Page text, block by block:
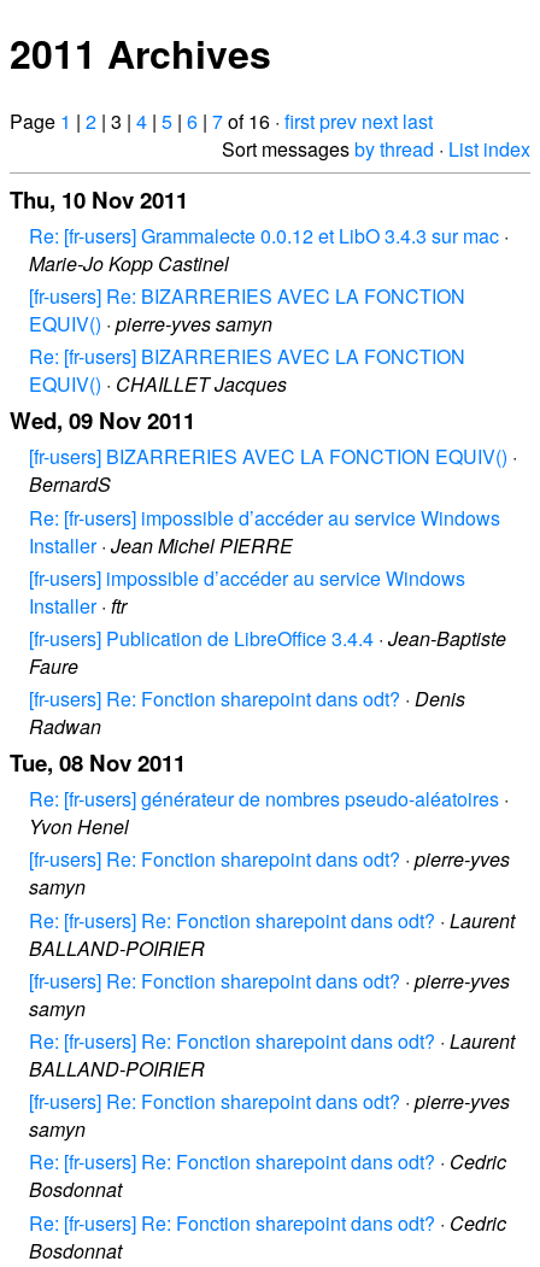
2011 Archives
Page 1 | 2 | 3 | 4 | 5 | 6 | 7of 16 · firstprev next last
Sort messagesby thread · List index
Thu, 10 Nov 2011
Re: [fr-users] Grammalecte 0.0.12 et LibO 3.4.3 sur mac ·
Marie-Jo Kopp Castinel
[fr-users] Re: BIZARRERIES AVEC LA FONCTION
EQUIV() · pierre-yves samyn
Re: [fr-users] BIZARRERIES AVEC LA FONCTION
EQUIV() · CHAILLET Jacques
Wed, 09 Nov 2011
[fr-users] BIZARRERIES AVEC LA FONCTION EQUIV() ·
BernardS
Re: [fr-users] impossible d’accéder au service Windows
Installer· Jean Michel PIERRE
[fr-users] impossible d’accéder au service Windows
Installer· ftr
[fr-users] Publication de LibreOffice 3.4.4 · Jean-Baptiste
Faure
[fr-users] Re: Fonction sharepoint dans odt? · Denis
Radwan
Tue, 08 Nov 2011
Re: [fr-users] générateur de nombres pseudo-aléatoires ·
Yvon Henel
[fr-users] Re: Fonction sharepoint dans odt? · pierre-yves
samyn
Re: [fr-users] Re: Fonction sharepoint dans odt? · Laurent
BALLAND-POIRIER
[fr-users] Re: Fonction sharepoint dans odt? · pierre-yves
samyn
Re: [fr-users] Re: Fonction sharepoint dans odt? · Laurent
BALLAND-POIRIER
[fr-users] Re: Fonction sharepoint dans odt? · pierre-yves
samyn
Re: [fr-users] Re: Fonction sharepoint dans odt? · Cedric
Bosdonnat
Re: [fr-users] Re: Fonction sharepoint dans odt? · Cedric
Bosdonnat